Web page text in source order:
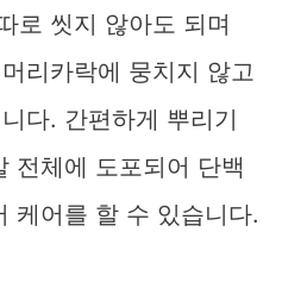
로 씻지 않아도 되며
리카락에 뭉치지 않고
다. 간편하게 뿌리기
전체에 도포되어 단백
케어를 할 수 있습니다.